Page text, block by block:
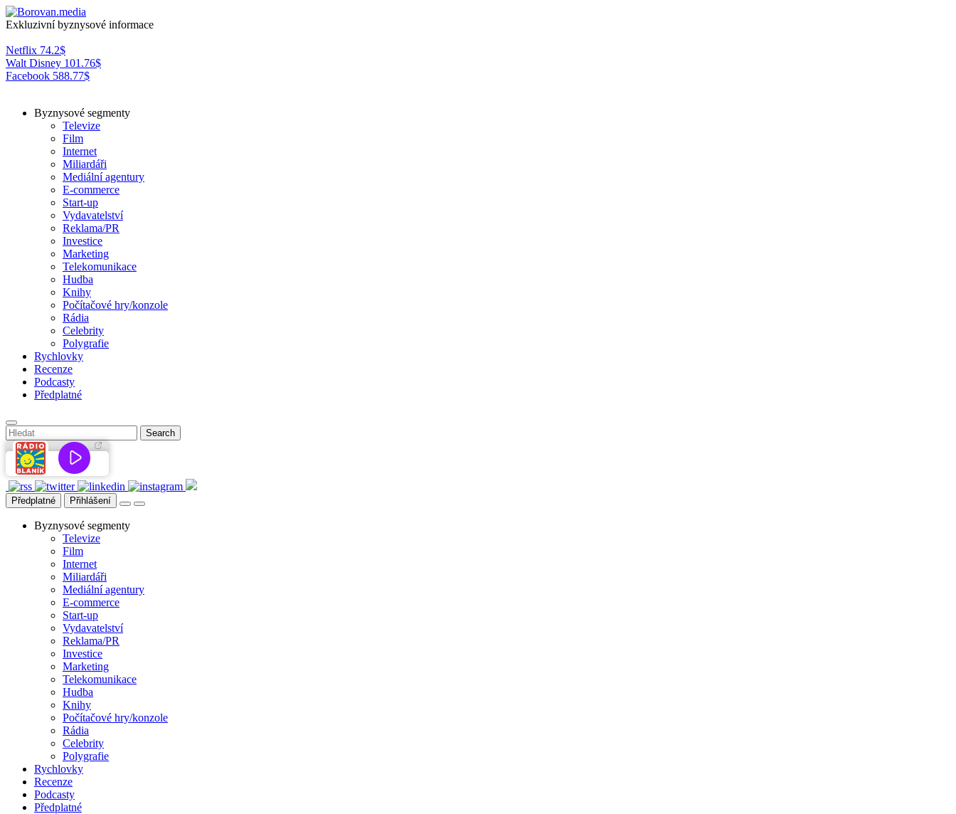
Exkluzivní byznysové informace
Netflix 74.2$
Walt Disney 101.76$
Facebook 588.77$
Byznysové segmenty
Televize
Film
Internet
Miliardáři
Mediální agentury
E-commerce
Start-up
Vydavatelství
Reklama/PR
Investice
Marketing
Telekomunikace
Hudba
Knihy
Počítačové hry/konzole
Rádia
Celebrity
Polygrafie
Rychlovky
Recenze
Podcasty
Předplatné
Předplatné Přihlášení
Byznysové segmenty
Televize
Film
Internet
Miliardáři
Mediální agentury
E-commerce
Start-up
Vydavatelství
Reklama/PR
Investice
Marketing
Telekomunikace
Hudba
Knihy
Počítačové hry/konzole
Rádia
Celebrity
Polygrafie
Rychlovky
Recenze
Podcasty
Předplatné